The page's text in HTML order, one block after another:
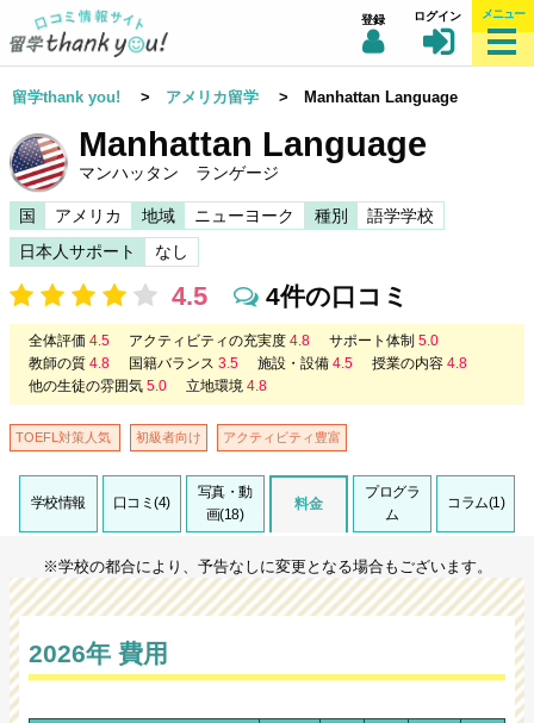
登録 ログイン メニュー
留学thank you! > アメリカ留学 > Manhattan Language
Manhattan Language
マンハッタン ランゲージ
国 アメリカ 地域 ニューヨーク 種別
語学学校
日本人サポート
なし
4.5 4件の口コミ
全体評価 4.5 アクティビティの充実度 4.8 サポート体制 5.0
教師の質 4.8 国籍バランス 3.5 施設・設備 4.5 授業の内容 4.8
他の生徒の雰囲気 5.0 立地環境 4.8
TOEFL対策人気 初級者向け アクティビティ豊富
学校情報 口コミ(4)
写真・動
画(18)
料金
プログラ
ム
コラム(1)
※学校の都合により、予告なしに変更となる場合もございます。
2026年 費用